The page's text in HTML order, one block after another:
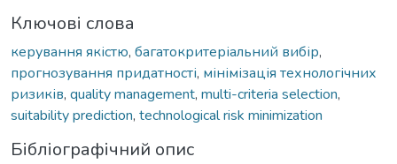
Ключові слова
керування якістю, багатокритеріальний вибір,
прогнозування придатності, мінімізація технологічних
ризиків, quality management, multi-criteria selection,
suitability prediction, technological risk minimization
Бібліографічний опис